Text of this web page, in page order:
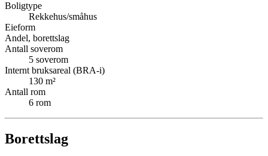
Boligtype
Rekkehus/småhus
Eieform
Andel, borettslag
Antall soverom
5 soverom
Internt bruksareal (BRA-i)
130 m²
Antall rom
6 rom
Borettslag